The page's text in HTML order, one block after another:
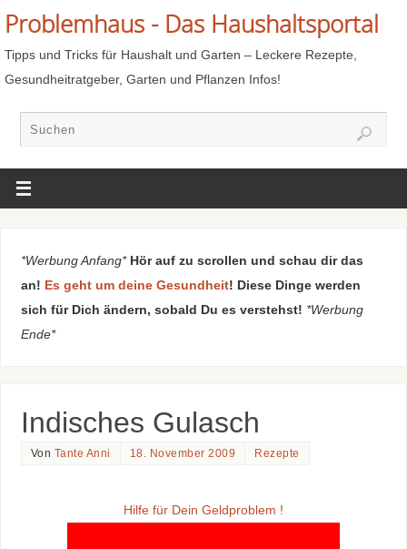
Problemhaus - Das Haushaltsportal
Tipps und Tricks für Haushalt und Garten – Leckere Rezepte,
Gesundheitratgeber, Garten und Pflanzen Infos!
*Werbung Anfang* Hör auf zu scrollen und schau dir das
an! Es geht um deine Gesundheit! Diese Dinge werden
sich für Dich ändern, sobald Du es verstehst! *Werbung
Ende*
Indisches Gulasch
Von Tante Anni 18. November 2009 Rezepte
Hilfe für Dein Geldproblem !